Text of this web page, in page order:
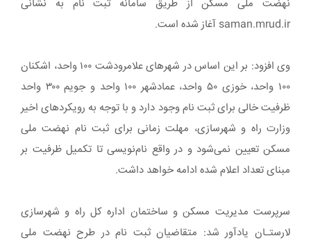
نهضت ملی مسکن از طریق سامانه ثبت نام به نشانی
saman.mrud.ir آغاز شده است.
وی افزود: بر این اساس در شهر‌های علامرودشت ۱۰۰ واحد، اشکنان
۱۰۰ واحد، خوزی ۵۰ واحد، عمادشهر ۱۰۰ واحد و جویم ۳۰۰ واحد
ظرفیت خالی برای ثبت نام وجود دارد و با توجه به رویکرد‌های اخیر
وزارت راه و شهرسازی، مهلت زمانی برای ثبت نام نهضت ملی
مسکن تعیین نمی‌شود و در واقع نام‌نویسی تا تکمیل ظرفیت بر
مبنای تعداد اعلام شده ادامه خواهد داشت.
سرپرست مدیریت مسکن و ساختمان اداره کل راه و شهرسازی
لارستـان یادآور شد: متقاضیان ثبت نام در طرح نهضت ملی